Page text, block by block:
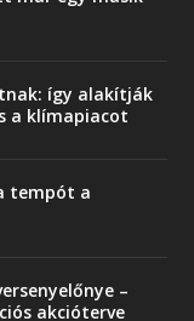
így alakítják
a klímapiacot
tempót a
–
akcióterve